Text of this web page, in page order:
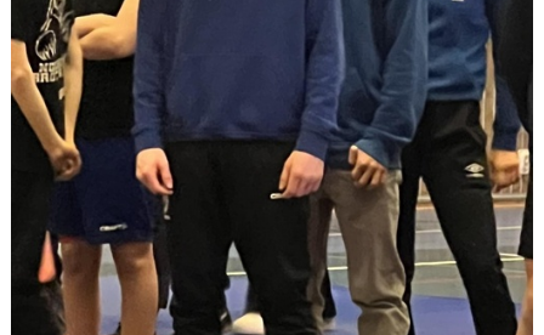
STATISTIK
DOKUMENT
STÖD KBK
LÄNKAR
KLUBBKLÄDER
SERIEBROTTNING